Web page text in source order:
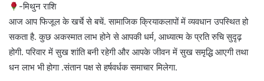
-मिथुन राशि
आज आप फिजूल के खर्चे से बचें. सामाजिक क्रियाकलापों में व्यवधान उपस्थित हो
सकता है. कुछ अकस्मात लाभ होने से आपकी धर्म, आध्यात्म के प्रति रुचि सुदृढ़
होगी. परिवार में सुख शांति बनी रहेगी और आपके जीवन में सुख समृद्धि आएगी तथा
धन लाभ भी होगा .संतान पक्ष से हर्षवर्धक समाचार मिलेगा.